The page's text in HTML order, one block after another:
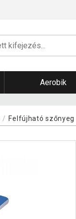
Aerobik
Felfújható szőnyeg